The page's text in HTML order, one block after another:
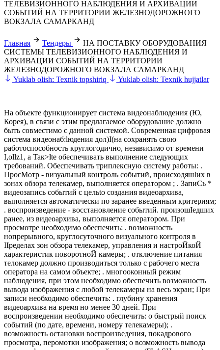
ТЕЛЕВИЗИОННОГО НАБЛЮДЕНИЯ И АРХИВАЦИИ
СОБЫТИЙ НА ТЕРРИТОРИИ ЖЕЛЕЗНОДОРОЖНОГО
ВОКЗАЛА САМАРКАНД
Главная Тендеры
НА ПОСТАВКУ ОБОРУДОВАНИЯ
СИСТЕМЫ ТЕЛЕВИЗИОННОГО НАБЛЮДЕНИЯ И
АРХИВАЦИИ СОБЫТИЙ НА ТЕРРИТОРИИ
ЖЕЛЕЗНОДОРОЖНОГО ВОКЗАЛА САМАРКАНД
Yuklab olish: Texnik topshiriq
Yuklab olish: Texnik hujjatlar
На объекте функционирует система видеонаблюдения (Ю,
Корея), в связи с этим предлагаемое оборудование должно
быть совместимо с данной системой. Современная цифровая
система видеонаб:lюдения дол)I(на сохранять свою
работоспособность круглогодично, независимо от времени
I,ollz1, а Taк>lte обеспечивать выполнение следующих
требований. Обеспечивать триплексную систему работы: .
ПросМотр - визуальный контроль событий, происходяшIих в
зонах обзора телекамер, выполняется оператором ; . ЗапиСь *
видеозапись событий с цельtо создания видеоархива,
выполняется автоматически по заранее введенным критериям;
. воспроизведение - восстановление событий. произошIедших
ранее, из видеоархива, выполняется оператором. При
просмотре необходимо обеспечить: . возможность
нопрерывного, круглосуточного визуального контроля в
IIределах зон обзора телекамер, управления и настроЙкоЙ
характеристик поворотноЙ камеры; . отключение питания
телокамер должно производиться только с рабочего места
оператора на самом объекте; . многооконный режим
наблюдения, при этом необходимо обеспечить возможность
вывода изображения с любой телекамеры на весь экран; При
записи необходимо обеспечить: . глубину хранения
видеоархива на время но менее 30 дней. При
воспроизведении необходимо обеспечить: о быстрый поиск
событий (по дате, времени, номеру телекамеры); .
возможность остановки воспроизведения, покадрового
просмотра, перомотки изображения; о возможность вывода